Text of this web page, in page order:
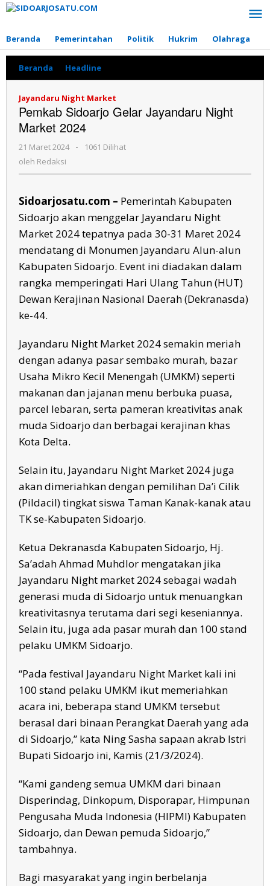
Lewati
Beranda
Pemerintahan Politik Hukrim Olahraga
Beranda Headline
Sidoarjo
Jayandaru
Night
Jayandaru Night Market
Pemkab Sidoarjo Gelar Jayandaru Night
Market 2024
21 Maret 2024
oleh
-
1061 Dilihat
oleh Redaksi
Sidoarjosatu.com – Pemerintah Kabupaten
Sidoarjo akan menggelar Jayandaru Night
Market 2024 tepatnya pada 30-31 Maret 2024
mendatang di Monumen Jayandaru Alun-alun
Kabupaten Sidoarjo. Event ini diadakan dalam
rangka memperingati Hari Ulang Tahun (HUT)
Dewan Kerajinan Nasional Daerah (Dekranasda)
ke-44.
Jayandaru Night Market 2024 semakin meriah
dengan adanya pasar sembako murah, bazar
Usaha Mikro Kecil Menengah (UMKM) seperti
makanan dan jajanan menu berbuka puasa,
parcel lebaran, serta pameran kreativitas anak
muda Sidoarjo dan berbagai kerajinan khas
Kota Delta.
Selain itu, Jayandaru Night Market 2024 juga
akan dimeriahkan dengan pemilihan Da’i Cilik
(Pildacil) tingkat siswa Taman Kanak-kanak atau
TK se-Kabupaten Sidoarjo.
Ketua Dekranasda Kabupaten Sidoarjo, Hj.
Sa’adah Ahmad Muhdlor mengatakan jika
Jayandaru Night market 2024 sebagai wadah
generasi muda di Sidoarjo untuk menuangkan
kreativitasnya terutama dari segi keseniannya.
Selain itu, juga ada pasar murah dan 100 stand
pelaku UMKM Sidoarjo.
“Pada festival Jayandaru Night Market kali ini
100 stand pelaku UMKM ikut memeriahkan
acara ini, beberapa stand UMKM tersebut
berasal dari binaan Perangkat Daerah yang ada
di Sidoarjo,” kata Ning Sasha sapaan akrab Istri
Bupati Sidoarjo ini, Kamis (21/3/2024).
“Kami gandeng semua UMKM dari binaan
Disperindag, Dinkopum, Disporapar, Himpunan
Pengusaha Muda Indonesia (HIPMI) Kabupaten
Sidoarjo, dan Dewan pemuda Sidoarjo,”
tambahnya.
Bagi masyarakat yang ingin berbelanja